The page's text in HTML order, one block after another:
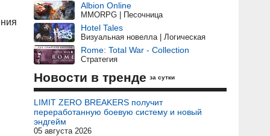
Albion Online
MMORPG | Песочница
Hotel Tales
Визуальная новелла | Логическая
Rome: Total War - Collection
Стратегия
Новости в тренде за сутки
LIMIT ZERO BREAKERS получит
переработанную боевую систему и новый
эндгейм
05 августа 2026